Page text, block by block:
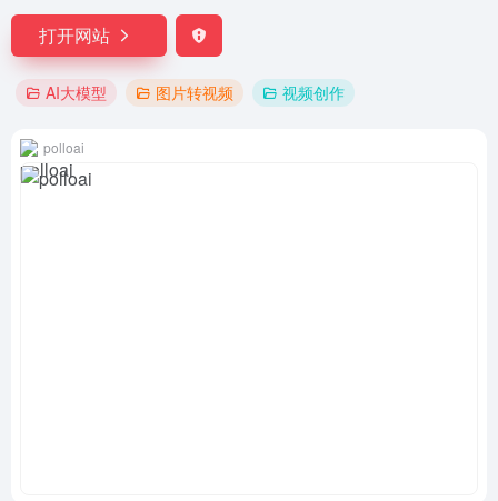
打开网站
AI大模型 图片转视频 视频创作
polloai